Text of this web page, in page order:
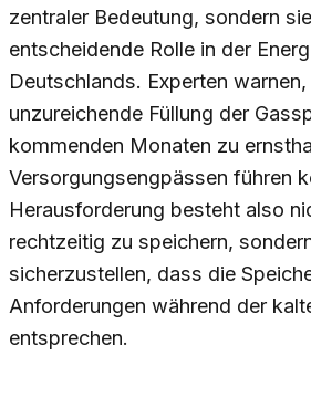
zentraler Bedeutung, sondern
entscheidende Rolle in der
Deutschlands. Experten
unzureichende Füllung der
kommenden Monaten zu
Versorgungsengpässen führen
Herausforderung besteht also
rechtzeitig zu speichern,
sicherzustellen, dass die
Anforderungen während der
entsprechen.